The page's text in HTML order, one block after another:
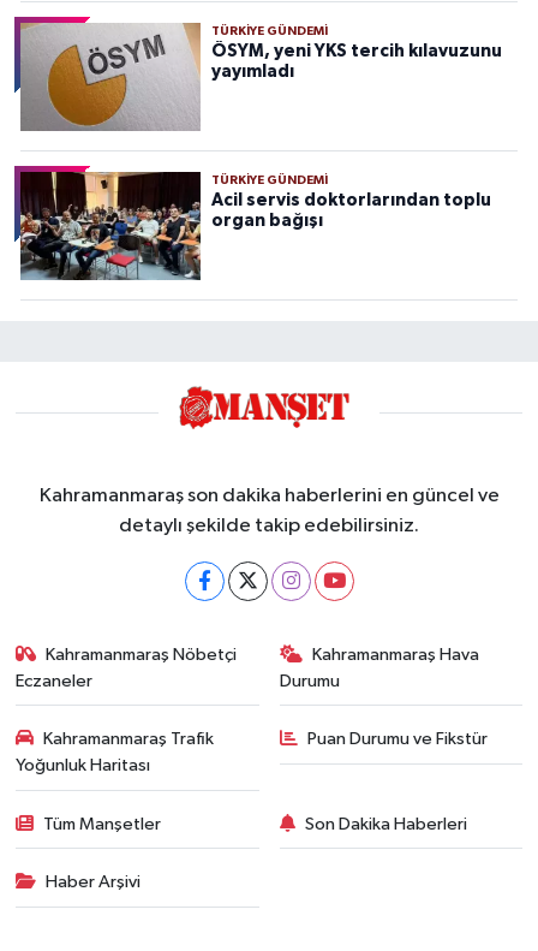
TÜRKIYE GÜNDEMI
ÖSYM, yeni YKS tercih kılavuzunu
yayımladı
TÜRKIYE GÜNDEMI
Acil servis doktorlarından toplu
organ bağışı
Kahramanmaraş son dakika haberlerini en güncel ve
detaylı şekilde takip edebilirsiniz.
Kahramanmaraş Nöbetçi
Eczaneler
Kahramanmaraş Hava
Durumu
Kahramanmaraş Trafik
Yoğunluk Haritası
Puan Durumu ve Fikstür
Tüm Manşetler Son Dakika Haberleri
Haber Arşivi